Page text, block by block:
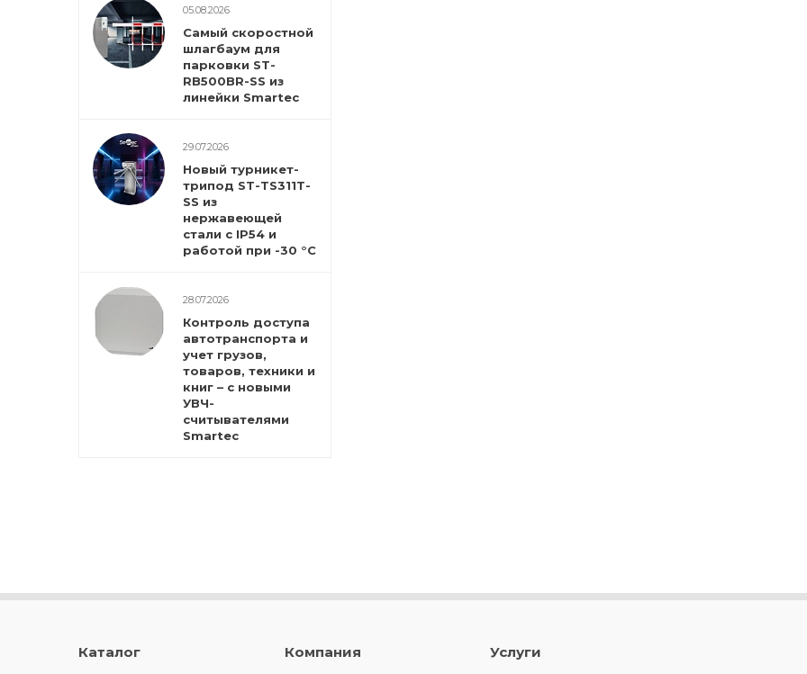
05.08.2026
Самый скоростной
шлагбаум для
парковки ST-
RB500BR-SS из
линейки Smartec
29.07.2026
Новый турникет-
трипод ST-TS311T-
SS из
нержавеющей
стали с IP54 и
работой при -30 °С
28.07.2026
Контроль доступа
автотранспорта и
учет грузов,
товаров, техники и
книг – с новыми
УВЧ-
считывателями
Smartec
Каталог Компания Услуги